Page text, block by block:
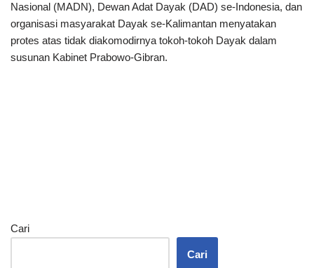
Nasional (MADN), Dewan Adat Dayak (DAD) se-Indonesia, dan
organisasi masyarakat Dayak se-Kalimantan menyatakan
protes atas tidak diakomodirnya tokoh-tokoh Dayak dalam
susunan Kabinet Prabowo-Gibran.
Cari
Cari